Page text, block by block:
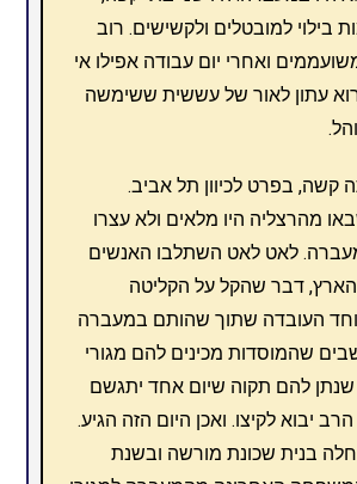
בילוי למובטלים ולקשישים. רוב
ואחרי יום עבודה אפילו אי
עתון לאור של עששית ששימשה
קשה, בפרט לכיוון תל אביב.
מהרצליה היו מלאים ולא עצרו
לאט לאט השתלבו האנשים
הארץ, דבר שהקל על הקליטה
העובדה שתוך שהותם במעברה
שהמוסדות מכינים להם מגורי
להם תקוה שיום אחד יתגשם
יבוא לקיצו. ואכן היום הזה הגיע.
1953 החלה בנית שכונת מורשה ובשנת